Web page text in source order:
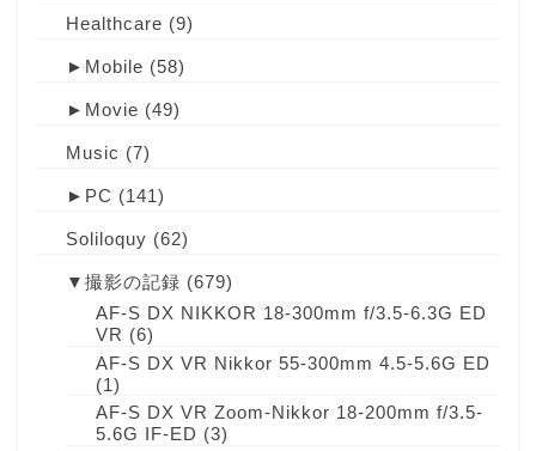
Healthcare (9)
► Mobile (58)
► Movie (49)
Music (7)
► PC (141)
Soliloquy (62)
▼ 撮影の記録 (679)
AF-S DX NIKKOR 18-300mm f/3.5-6.3G ED
VR (6)
AF-S DX VR Nikkor 55-300mm 4.5-5.6G ED
(1)
AF-S DX VR Zoom-Nikkor 18-200mm f/3.5-
5.6G IF-ED (3)